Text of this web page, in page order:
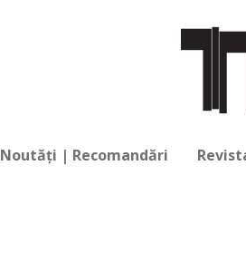
Noutăți | Recomandări